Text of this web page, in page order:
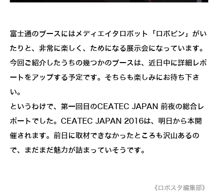
富士通のブースにはメディエイタロボット「ロボピン」がい
たりと、非常に楽しく、ためになる展示会になっています。
今回ご紹介したうちの幾つかのブースは、近日中に詳細レポ
ートをアップする予定です。そちらも楽しみにお待ち下さ
い。
というわけで、第一回目のCEATEC JAPAN 前夜の総合レ
ポートでした。CEATEC JAPAN 2016は、明日から本開
催されます。前日に取材できなかったところも沢山あるの
で、まだまだ魅力が詰まっていそうです。
《ロボスタ編集部》